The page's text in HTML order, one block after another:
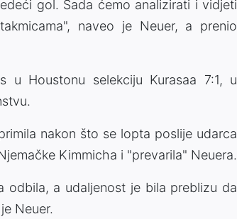
gol. Sada ćemo analizirati i vidjeti
naveo je Neuer, a prenio
u Houstonu selekciju Kurasaa 7:1, u
nakon što se lopta poslije udarca
Kimmicha i "prevarila" Neuera.
a udaljenost je bila preblizu da
Neuer.